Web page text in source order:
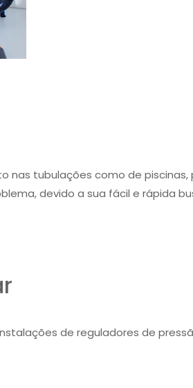
nas tubulações como de piscinas,
devido a sua fácil e rápida
de reguladores de